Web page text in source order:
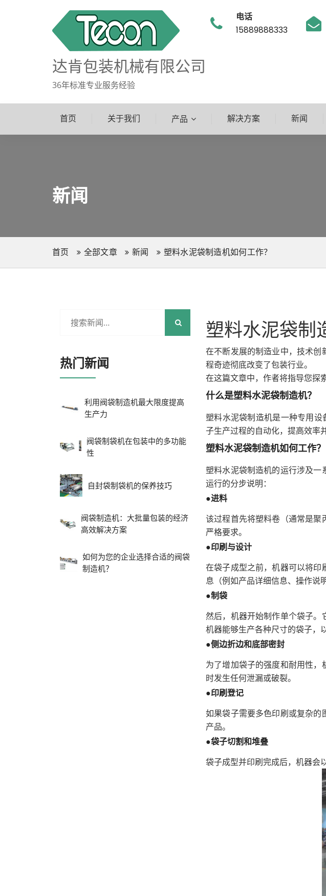
电话
15889888333
达肯包装机械有限公司
36年标准专业服务经验
首页 关于我们 产品 解决方案 新闻
新闻
首页 全部文章 新闻 塑料水泥袋制造机如何工作？
塑料水泥袋制
在不断发展的制造业中，技术
程奇迹彻底改变了包装行业。
在这篇文章中，作者将指导您探
什么是塑料水泥袋制造机？
塑料水泥袋制造机是一种专用
子生产过程的自动化，提高效率
塑料水泥袋制造机如何工作？
塑料水泥袋制造机的运行涉及
运行的分步说明：
●进料
该过程首先将塑料卷（通常是
严格要求。
●印刷与设计
在袋子成型之前，机器可以将
息（例如产品详细信息、操作说
●制袋
然后，机器开始制作单个袋子
机器能够生产各种尺寸的袋子，
●侧边折边和底部密封
为了增加袋子的强度和耐用性
时发生任何泄漏或破裂。
●印刷登记
如果袋子需要多色印刷或复杂
产品。
●袋子切割和堆叠
袋子成型并印刷完成后，机器会
热门新闻
利用阀袋制造机最大限度提高
生产力
阀袋制袋机在包装中的多功能
性
自封袋制袋机的保养技巧
阀袋制造机：大批量包装的经济
高效解决方案
如何为您的企业选择合适的阀袋
制造机？